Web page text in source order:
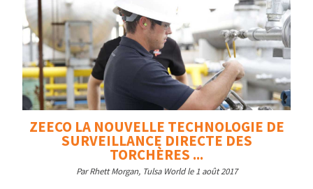
ZEECO LA NOUVELLE TECHNOLOGIE DE
SURVEILLANCE DIRECTE DES
TORCHÈRES ...
Par Rhett Morgan, Tulsa World le 1 août 2017